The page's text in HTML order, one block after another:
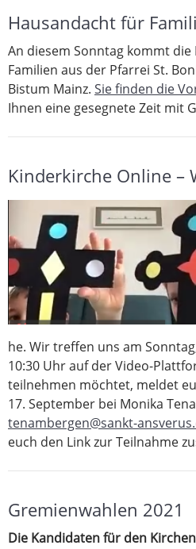
Hausandacht für
An diesem Sonntag kommt
Familien aus der Pfarrei St.
Bistum Mainz. Sie finden die
Ihnen eine gesegnete Zeit mit
Kinderkirche Online –
he. Wir treffen uns am
10:30 Uhr auf der Video-
teilnehmen möchtet, meldet
17. September bei Monika
tenambergen@sankt-
euch den Link zur Teilnahme
Gremienwahlen 2021
Die Kandidaten für den